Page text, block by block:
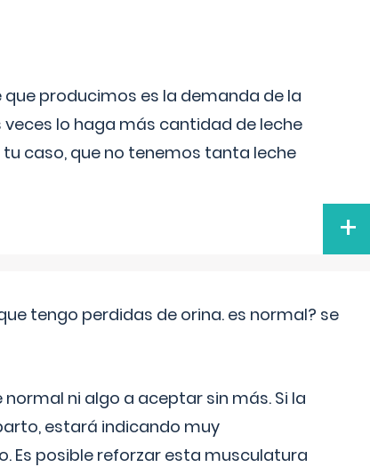
producimos es la demanda de la
lo haga más cantidad de leche
caso, que no tenemos tanta leche
+
tengo perdidas de orina. es normal? se
ni algo a aceptar sin más. Si la
estará indicando muy
Es posible reforzar esta musculatura